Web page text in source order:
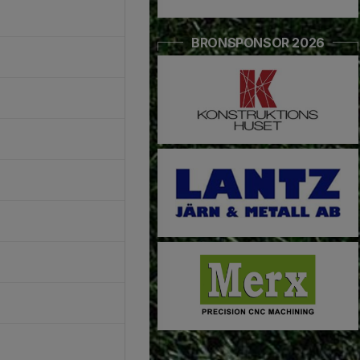
BRONSPONSOR 2026